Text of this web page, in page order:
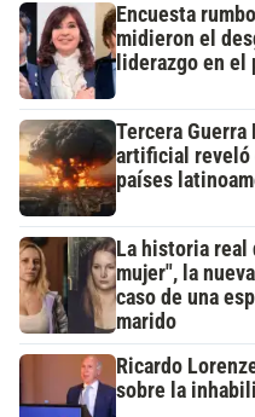
Encuesta
midieron el
liderazgo en el
Tercera
artificial reveló
países
La historia real
mujer", la
caso de una
marido
Ricardo
sobre la